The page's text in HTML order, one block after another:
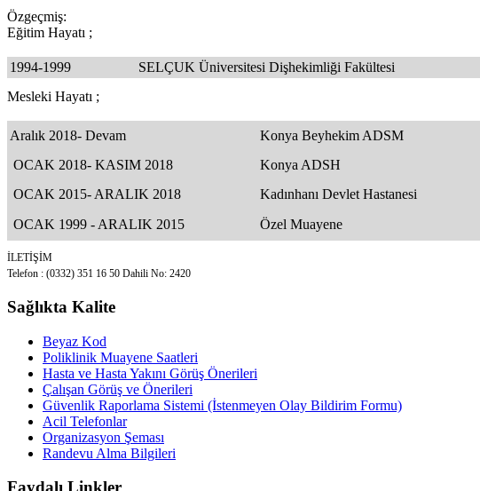
Özgeçmiş:
Eğitim Hayatı ;
1994-1999
SELÇUK Üniversitesi Dişhekimliği Fakültesi
Mesleki Hayatı ;
Aralık 2018- Devam Konya Beyhekim ADSM
OCAK 2018- KASIM 2018
Konya ADSH
OCAK 2015- ARALIK 2018
Kadınhanı Devlet Hastanesi
OCAK 1999 - ARALIK 2015
Özel Muayene
İLETİŞİM
Telefon : (0332) 351 16 50 Dahili No: 2420
Sağlıkta Kalite
Beyaz Kod
Poliklinik Muayene Saatleri
Hasta ve Hasta Yakını Görüş Önerileri
Çalışan Görüş ve Önerileri
Güvenlik Raporlama Sistemi (İstenmeyen Olay Bildirim Formu)
Acil Telefonlar
Organizasyon Şeması
Randevu Alma Bilgileri
Faydalı Linkler